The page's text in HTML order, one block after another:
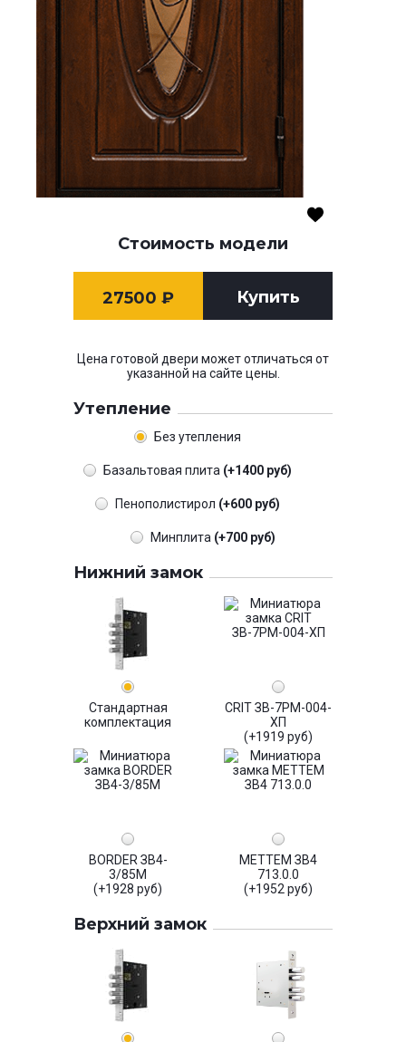
Стоимость модели
27500 ₽ Купить
Цена готовой двери может отличаться от
указанной на сайте цены.
Утепление
Без утепления
Базальтовая плита (+1400 руб)
Пенополистирол (+600 руб)
Минплита (+700 руб)
Нижний замок
Стандартная
комплектация
CRIT ЗВ-7РМ-004-
ХП
(+1919 руб)
BORDER ЗВ4-
3/85М
(+1928 руб)
МЕТТЕМ ЗВ4
713.0.0
(+1952 руб)
Верхний замок